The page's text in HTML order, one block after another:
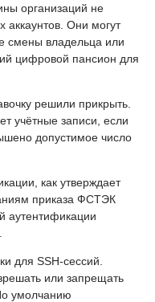
организаций не
аккаунтов. Они могут
смены владельца или
цифровой пансион для
решили прикрыть.
учётные записи, если
допустимое число
как утверждает
приказа ФСТЭК
аутентификации
для SSH-сессий.
или запрещать
умолчанию